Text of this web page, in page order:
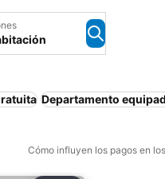
Departamento
Cómo influyen los pagos en